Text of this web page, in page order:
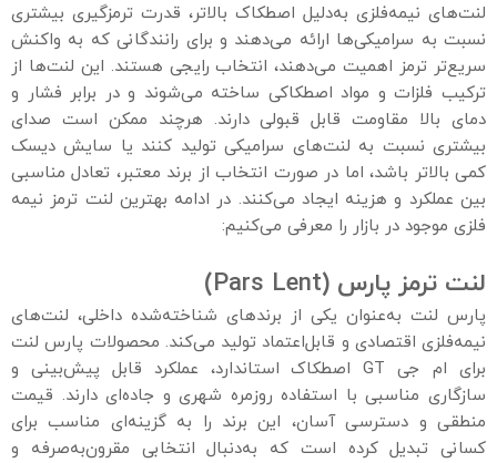
لنت‌های نیمه‌فلزی به‌دلیل اصطکاک بالاتر، قدرت ترمزگیری بیشتری
نسبت به سرامیکی‌ها ارائه می‌دهند و برای رانندگانی که به واکنش
سریع‌تر ترمز اهمیت می‌دهند، انتخاب رایجی هستند. این لنت‌ها از
ترکیب فلزات و مواد اصطکاکی ساخته می‌شوند و در برابر فشار و
دمای بالا مقاومت قابل قبولی دارند. هرچند ممکن است صدای
بیشتری نسبت به لنت‌های سرامیکی تولید کنند یا سایش دیسک
کمی بالاتر باشد، اما در صورت انتخاب از برند معتبر، تعادل مناسبی
بین عملکرد و هزینه ایجاد می‌کنند. در ادامه بهترین لنت ترمز نیمه
فلزی موجود در بازار را معرفی می‌کنیم:
لنت ترمز پارس (Pars Lent)
پارس لنت به‌عنوان یکی از برندهای شناخته‌شده داخلی، لنت‌های
نیمه‌فلزی اقتصادی و قابل‌اعتماد تولید می‌کند. محصولات پارس لنت
برای ام جی GT اصطکاک استاندارد، عملکرد قابل پیش‌بینی و
سازگاری مناسبی با استفاده روزمره شهری و جاده‌ای دارند. قیمت
منطقی و دسترسی آسان، این برند را به گزینه‌ای مناسب برای
کسانی تبدیل کرده است که به‌دنبال انتخابی مقرون‌به‌صرفه و